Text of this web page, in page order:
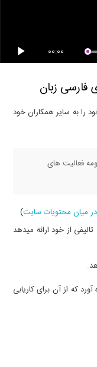
00:00
را به سایر همکاران خود
فعالیت های
میان محتویات سایت)
از خود ارائه میدهد
که از آن برای کاریابی